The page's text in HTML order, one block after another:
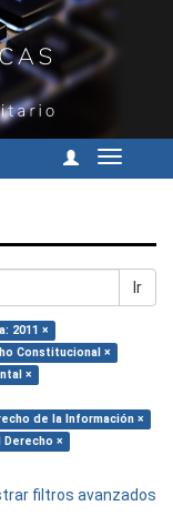
Cambiar
Ir
2011 ×
Constitucional ×
×
de la Información ×
×
filtros avanzados